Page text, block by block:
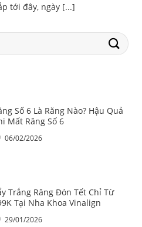
tới đây, ngày [...]
Số 6 Là Răng Nào? Hậu Quả
Mất Răng Số 6
06/02/2026
Trắng Răng Đón Tết Chỉ Từ
Tại Nha Khoa Vinalign
29/01/2026